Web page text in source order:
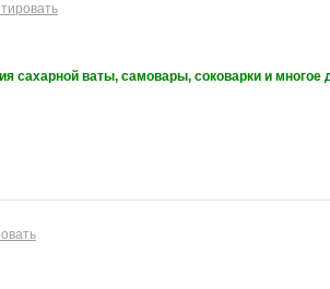
ваты, самовары, соковарки и многое